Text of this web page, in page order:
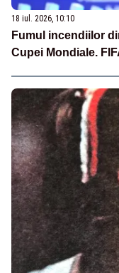
18 iul. 2026, 10:10
Fumul incendiilor
Cupei Mondiale.